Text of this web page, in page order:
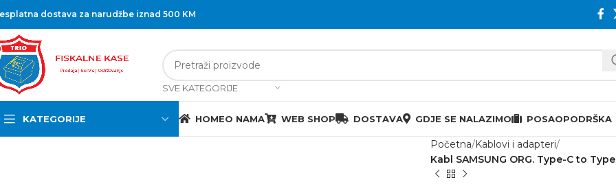
dostava za narudžbe iznad 500 KM
SVE KATEGORIJE
KATEGORIJE HOMEO NAMA WEB SHOP DOSTAVA GDJE SE NALAZIMO POSAOPODRŠKA
Početna Kablovi i adapteri
Kabl SAMSUNG ORG. Type-C to